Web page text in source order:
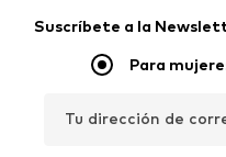
Suscríbete a la
Para
Tu dirección de